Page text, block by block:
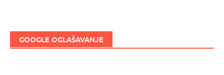
GOOGLE OGLAŠAVANJE